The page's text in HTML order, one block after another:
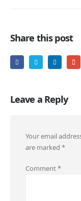
Share this post
Leave a Reply
Your email
are marked *
Comment*